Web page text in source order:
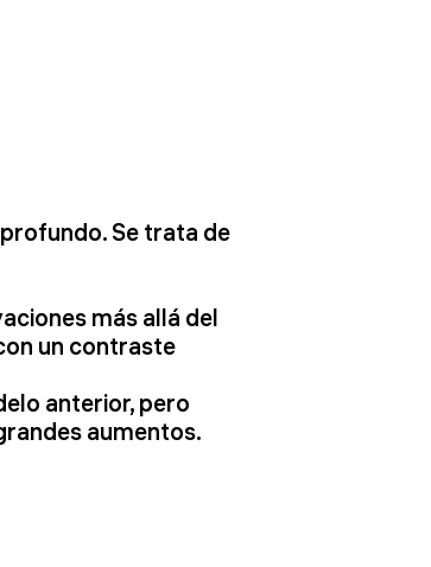
Se trata de
más allá del
un contraste
anterior, pero
aumentos.